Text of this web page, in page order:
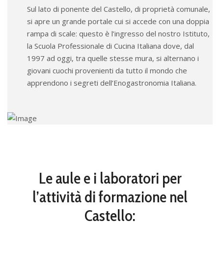
Sul lato di ponente del Castello, di proprietà comunale,
si apre un grande portale cui si accede con una doppia
rampa di scale: questo è l’ingresso del nostro Istituto,
la Scuola Professionale di Cucina Italiana dove, dal
1997 ad oggi, tra quelle stesse mura, si alternano i
giovani cuochi provenienti da tutto il mondo che
apprendono i segreti dell’Enogastronomia Italiana.
Le aule e i laboratori per
l’attività di formazione nel
Castello: